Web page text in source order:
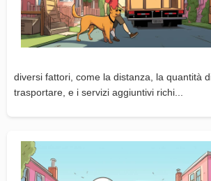
diversi fattori, come la distanza, la quantità
trasportare, e i servizi aggiuntivi richi...